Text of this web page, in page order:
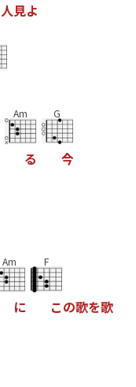
人見よ
Am
る
G
今
Am
に
F
この歌を歌